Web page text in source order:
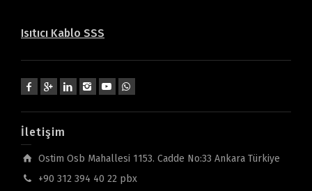
Isıtıcı Kablo SSS
İletişim
Ostim Osb Mahallesi 1153. Cadde No:33 Ankara Türkiye
+90 312 394 40 22 pbx